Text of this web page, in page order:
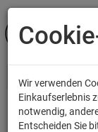
Wir verwenden
Einkaufserlebnis
notwendig,
Entscheiden Sie